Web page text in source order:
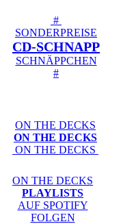
#
SONDERPREISE
CD-SCHNAPP
SCHNÄPPCHEN
#
ON THE DECKS
ON THE DECKS
ON THE DECKS
ON THE DECKS
PLAYLISTS
AUF SPOTIFY
FOLGEN